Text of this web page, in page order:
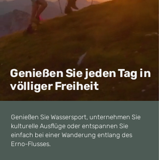
Genießen Sie jeden Tag in
völliger Freiheit
Genießen Sie Wassersport, unternehmen Sie
kulturelle Ausflüge oder entspannen Sie
einfach bei einer Wanderung entlang des
Erno-Flusses.